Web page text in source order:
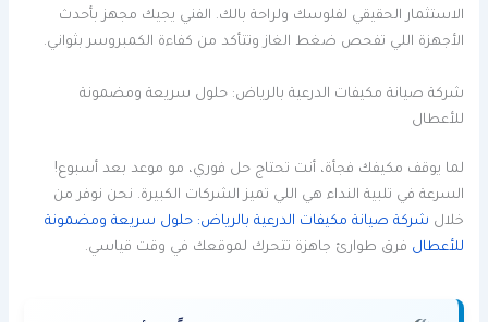
الاستثمار الحقيقي لفلوسك ولراحة بالك. الفني يجيك مجهز بأحدث
الأجهزة اللي تفحص ضغط الغاز وتتأكد من كفاءة الكمبروسر بثواني.
شركة صيانة مكيفات الدرعية بالرياض: حلول سريعة ومضمونة
للأعطال
لما يوقف مكيفك فجأة، أنت تحتاج حل فوري، مو موعد بعد أسبوع!
السرعة في تلبية النداء هي اللي تميز الشركات الكبيرة. نحن نوفر من
خلال شركة صيانة مكيفات الدرعية بالرياض: حلول سريعة ومضمونة
للأعطال فرق طوارئ جاهزة تتحرك لموقعك في وقت قياسي.